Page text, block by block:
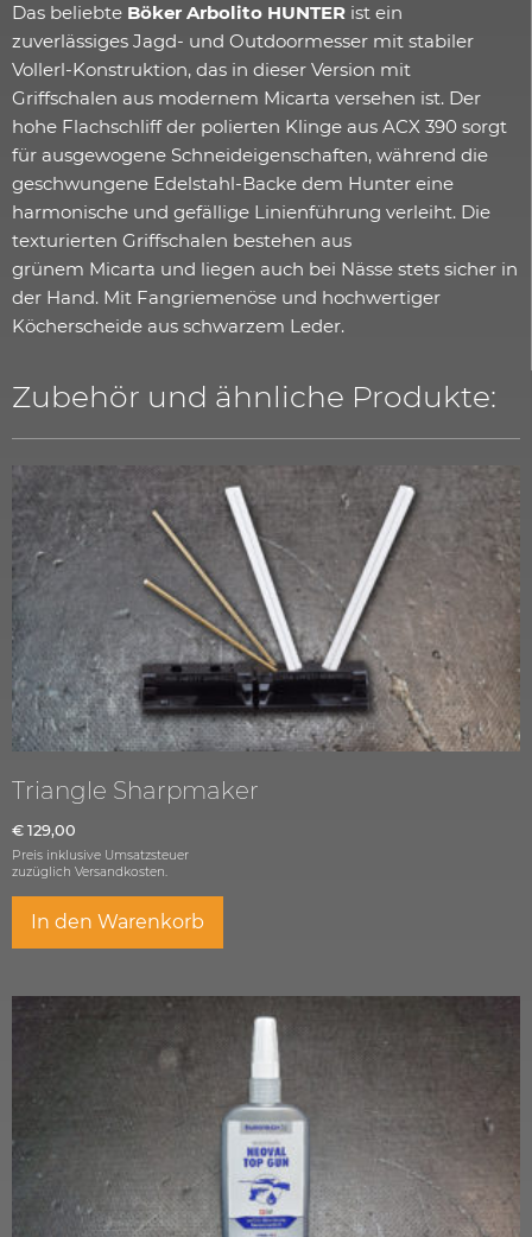
Das beliebte Böker Arbolito HUNTER ist ein
zuverlässiges Jagd- und Outdoormesser mit stabiler
Vollerl-Konstruktion, das in dieser Version mit
Griffschalen aus modernem Micarta versehen ist. Der
hohe Flachschliff der polierten Klinge aus ACX 390 sorgt
für ausgewogene Schneideigenschaften, während die
geschwungene Edelstahl-Backe dem Hunter eine
harmonische und gefällige Linienführung verleiht. Die
texturierten Griffschalen bestehen aus
grünem Micarta und liegen auch bei Nässe stets sicher in
der Hand. Mit Fangriemenöse und hochwertiger
Köcherscheide aus schwarzem Leder.
Zubehör und ähnliche Produkte:
Triangle Sharpmaker
€ 129,00
Preis inklusive Umsatzsteuer
zuzüglich Versandkosten.
In den Warenkorb